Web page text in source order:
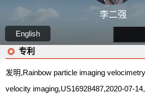
李二强
English
专利
发明,Rainbow particle imaging
velocity imaging,US16928487,2020-07-